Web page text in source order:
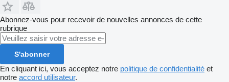
Abonnez-vous pour recevoir de nouvelles annonces de cette
rubrique
S'abonner
En cliquant ici, vous acceptez notre politique de confidentialité et
notre accord utilisateur.